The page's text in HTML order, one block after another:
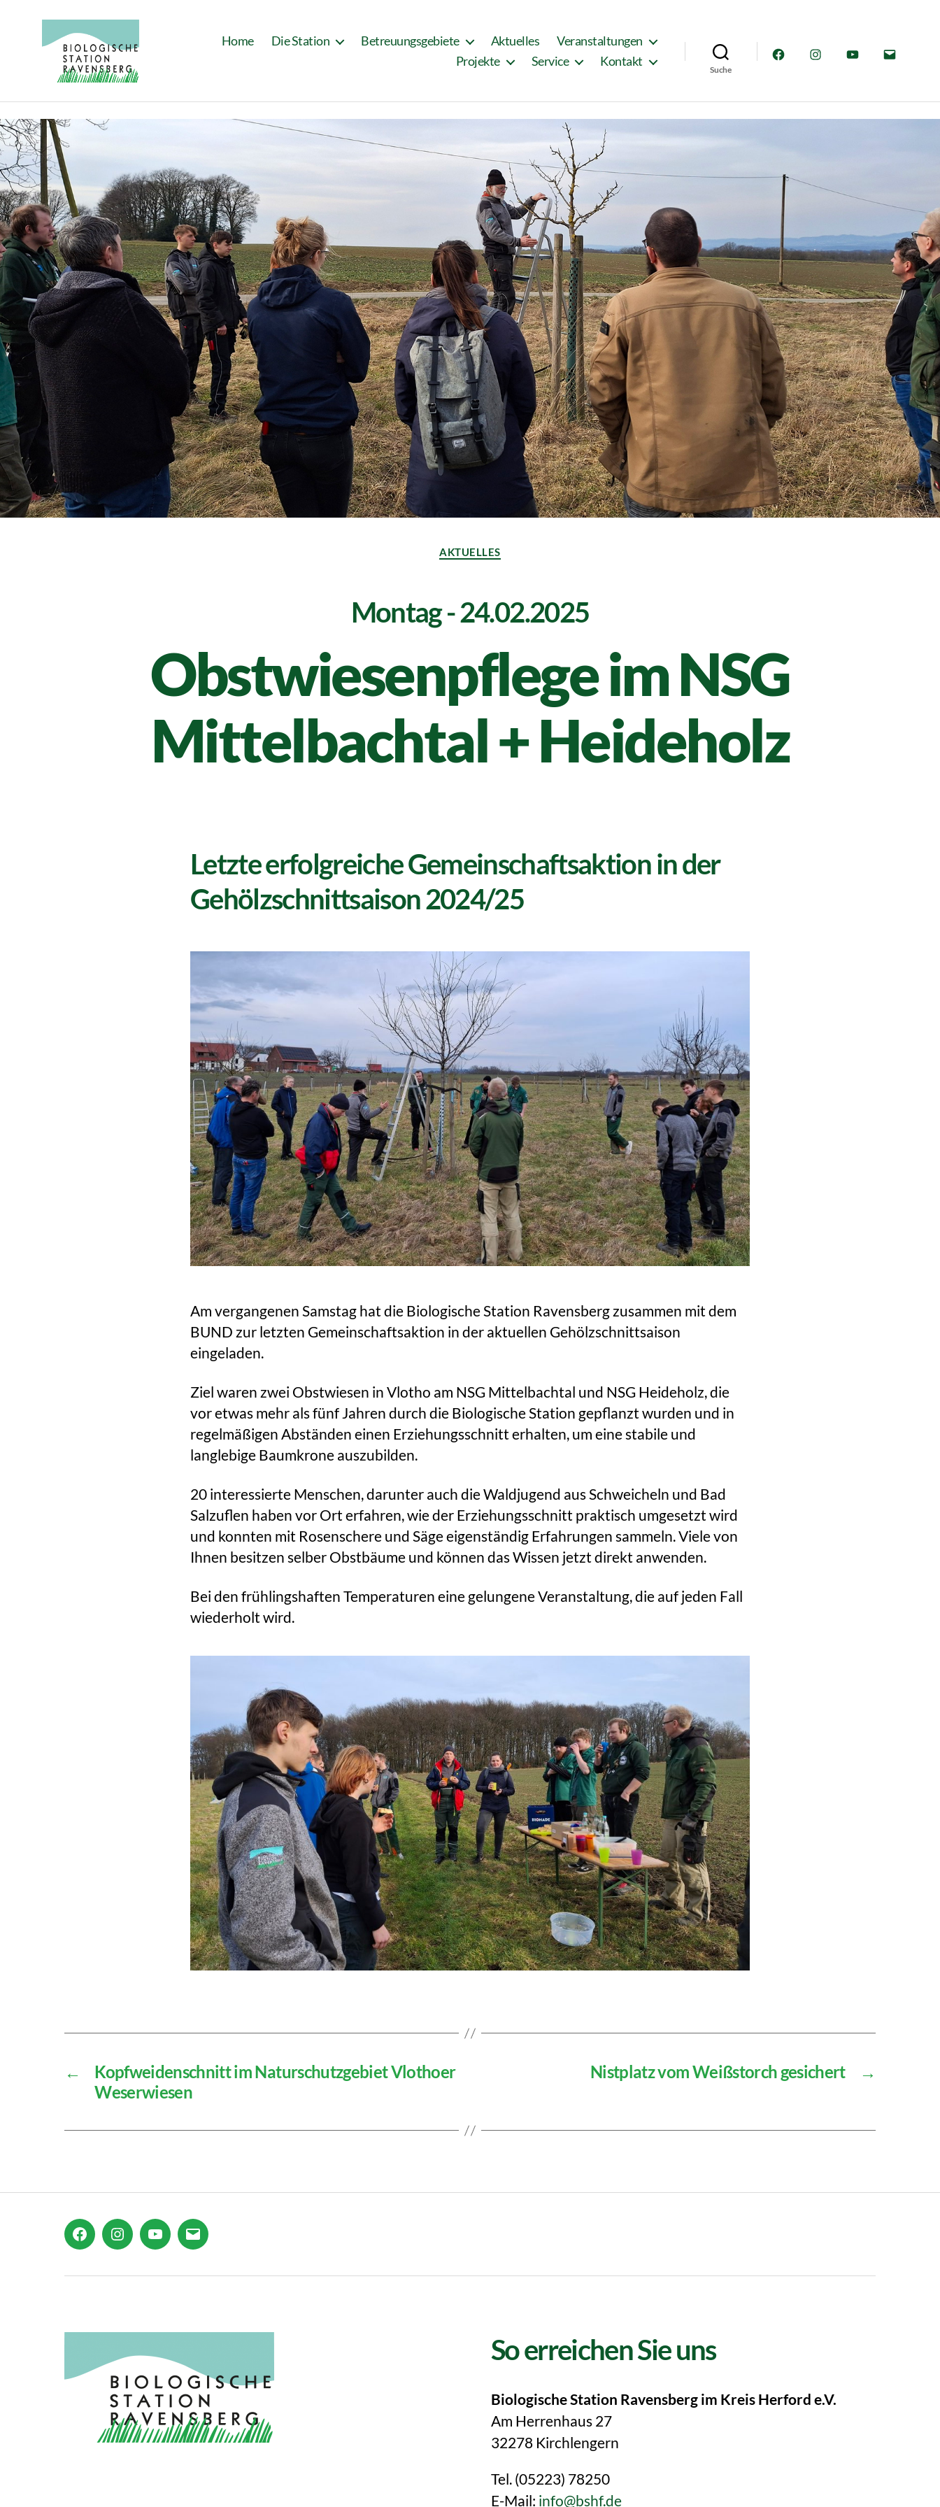
Station
Ravensberg
Home Die Station Betreuungsgebiete Aktuelles
Veranstaltungen
Projekte
Service Kontakt
Suche
FacebookInstagramYouTube
E-
AKTUELLES
Montag - 24.02.2025
Obstwiesenpflege im NSG
Mittelbachtal + Heideholz
Letzte erfolgreiche Gemeinschaftsaktion in der
Gehölzschnittsaison 2024/25
Am vergangenen Samstag hat die Biologische Station Ravensberg zusammen mit dem
BUND zur letzten Gemeinschaftsaktion in der aktuellen Gehölzschnittsaison
eingeladen.
Ziel waren zwei Obstwiesen in Vlotho am NSG Mittelbachtal und NSG Heideholz, die
vor etwas mehr als fünf Jahren durch die Biologische Station gepflanzt wurden und in
regelmäßigen Abständen einen Erziehungsschnitt erhalten, um eine stabile und
langlebige Baumkrone auszubilden.
20 interessierte Menschen, darunter auch die Waldjugend aus Schweicheln und Bad
Salzuflen haben vor Ort erfahren, wie der Erziehungsschnitt praktisch umgesetzt wird
und konnten mit Rosenschere und Säge eigenständig Erfahrungen sammeln. Viele von
Ihnen besitzen selber Obstbäume und können das Wissen jetzt direkt anwenden.
Bei den frühlingshaften Temperaturen eine gelungene Veranstaltung, die auf jeden Fall
wiederholt wird.
←
Kopfweidenschnitt im Naturschutzgebiet Vlothoer
Weserwiesen
→
Nistplatz vom Weißstorch gesichert
FacebookInstagramYouTube
E-
So erreichen Sie uns
Biologische Station Ravensberg im Kreis Herford e.V.
Am Herrenhaus 27
32278 Kirchlengern
Tel. (05223) 78250
E-Mail: info@bshf.de